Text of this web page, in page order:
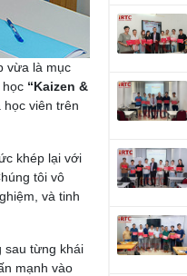
vừa là mục
học “Kaizen &
viên trên
khép lại với
tôi vô
và tinh
sau từng khái
mạnh vào